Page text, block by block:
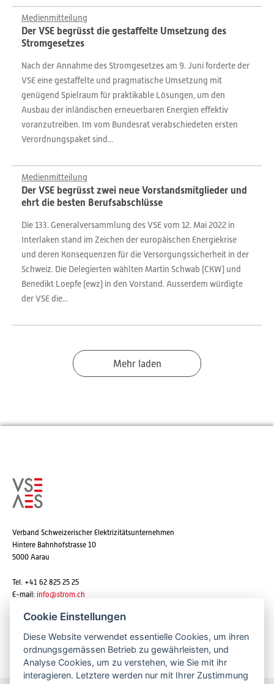
Medienmitteilung
Der VSE begrüsst die gestaffelte Umsetzung des
Stromgesetzes
Nach der Annahme des Stromgesetzes am 9. Juni forderte der
VSE eine gestaffelte und pragmatische Umsetzung mit
genügend Spielraum für praktikable Lösungen, um den
Ausbau der inländischen erneuerbaren Energien effektiv
voranzutreiben. Im vom Bundesrat verabschiedeten ersten
Verordnungspaket sind...
Medienmitteilung
Der VSE begrüsst zwei neue Vorstandsmitglieder und
ehrt die besten Berufsabschlüsse
Die 133. Generalversammlung des VSE vom 12. Mai 2022 in
Interlaken stand im Zeichen der europäischen Energiekrise
und deren Konsequenzen für die Versorgungssicherheit in der
Schweiz. Die Delegierten wählten Martin Schwab (CKW) und
Benedikt Loepfe (ewz) in den Vorstand. Ausserdem würdigte
der VSE die...
Mehr laden
Verband Schweizerischer Elektrizitätsunternehmen
Hintere Bahnhofstrasse 10
5000 Aarau
Tel. +41 62 825 25 25
E-mail: info@strom.ch
Newsletter abonnieren
Cookie Einstellungen
Diese Website verwendet essentielle Cookies, um ihren
ordnungsgemässen Betrieb zu gewährleisten, und
Analyse Cookies, um zu verstehen, wie Sie mit ihr
interagieren. Letztere werden nur mit Ihrer Zustimmung